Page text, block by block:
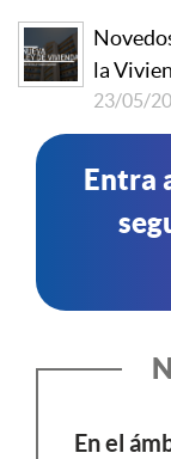
la
23/05/
Entra
En el